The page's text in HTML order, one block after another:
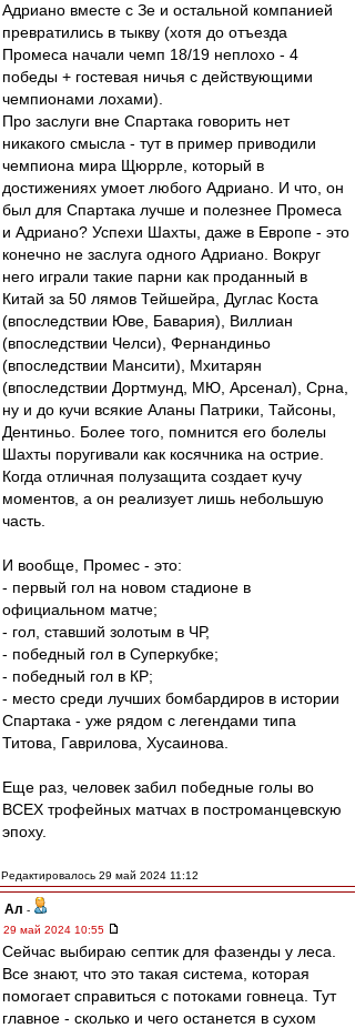
Адриано вместе с Зе и остальной компанией
превратились в тыкву (хотя до отъезда
Промеса начали чемп 18/19 неплохо - 4
победы + гостевая ничья с действующими
чемпионами лохами).
Про заслуги вне Спартака говорить нет
никакого смысла - тут в пример приводили
чемпиона мира Щюррле, который в
достижениях умоет любого Адриано. И что, он
был для Спартака лучше и полезнее Промеса
и Адриано? Успехи Шахты, даже в Европе - это
конечно не заслуга одного Адриано. Вокруг
него играли такие парни как проданный в
Китай за 50 лямов Тейшейра, Дуглас Коста
(впоследствии Юве, Бавария), Виллиан
(впоследствии Челси), Фернандиньо
(впоследствии Мансити), Мхитарян
(впоследствии Дортмунд, МЮ, Арсенал), Срна,
ну и до кучи всякие Аланы Патрики, Тайсоны,
Дентиньо. Более того, помнится его болелы
Шахты поругивали как косячника на острие.
Когда отличная полузащита создает кучу
моментов, а он реализует лишь небольшую
часть.
И вообще, Промес - это:
- первый гол на новом стадионе в
официальном матче;
- гол, ставший золотым в ЧР,
- победный гол в Суперкубке;
- победный гол в КР;
- место среди лучших бомбардиров в истории
Спартака - уже рядом с легендами типа
Титова, Гаврилова, Хусаинова.
Еще раз, человек забил победные голы во
ВСЕХ трофейных матчах в построманцевскую
эпоху.
Редактировалось 29 май 2024 11:12
Ал -
29 май 2024 10:55
Сейчас выбираю септик для фазенды у леса.
Все знают, что это такая система, которая
помогает справиться с потоками говнеца. Тут
главное - сколько и чего останется в сухом